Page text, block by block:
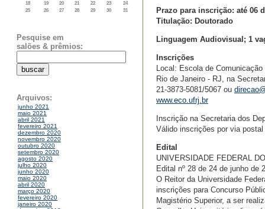
18
19 20 21 22 23
24
25
26 27 28 29 30 31
Pesquise em
salões & prêmios:
Arquivos:
junho 2021
maio 2021
abril 2021
fevereiro 2021
dezembro 2020
novembro 2020
outubro 2020
setembro 2020
agosto 2020
julho 2020
junho 2020
maio 2020
abril 2020
março 2020
fevereiro 2020
janeiro 2020
Prazo para inscrição: até 06
Titulação: Doutorado
Linguagem Audiovisual; 1
Inscrições
Local: Escola de
Rio de Janeiro - RJ, na
21-3873-5081/5067 ou
www.eco.ufrj.br
Inscrição na Secretaria dos
Válido inscrições por via
Edital
UNIVERSIDADE FEDERAL
Edital nº 28 de 24 de junho de
O Reitor da Universidade
inscrições para Concurso
Magistério Superior, a ser